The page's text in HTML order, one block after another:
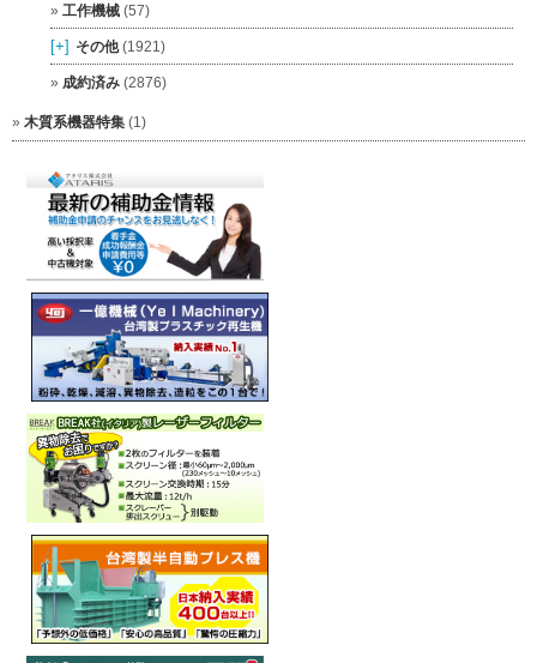
工作機械 (57)
[+] その他(1921)
成約済み (2876)
木質系機器特集 (1)